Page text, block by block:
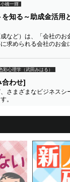
橋一輝
知る～助成金活用
など）は、「会社の
求められる会社のお金
彩心理学（武田みはる）
合わせ]
さまざまなビジネスシ
。